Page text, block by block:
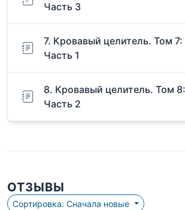
Часть 3
7. Кровавый целитель. Том 7:
Часть 1
8. Кровавый целитель. Том
Часть 2
ОТЗЫВЫ
Сортировка: Сначала новые